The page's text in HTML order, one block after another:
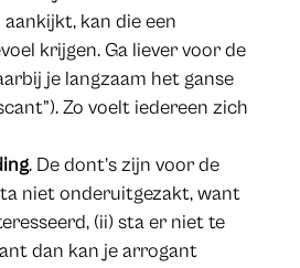
kan die een
krijgen. Ga liever voor de
je langzaam het ganse
Zo voelt iedereen zich
. De dont’s zijn voor de
niet onderuitgezakt, want
(ii) sta er niet te
dan kan je arrogant